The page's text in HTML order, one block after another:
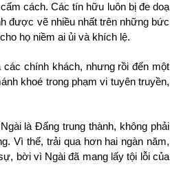
cách. Các tín hữu luôn bị đe doạ
được vẽ nhiều nhất trên những bức
họ niềm ai ủi và khích lệ.
chính khách, nhưng rồi đến một
khoé trong phạm vi tuyên truyền,
là Đấng trung thành, không phải
Vì thế, trải qua hơn hai ngàn năm,
bời vì Ngài đã mang lấy tội lỗi của